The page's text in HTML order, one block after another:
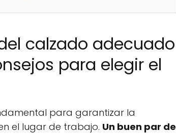
calzado adecuado
para elegir el
para garantizar la
el lugar de trabajo. Un buen par de